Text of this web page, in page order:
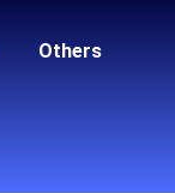
Others